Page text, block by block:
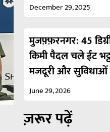
December 29, 2025
मुजफ़्फ़रनगर: 45
किमी पैदल चले ईंट
मजदूरी और सुविधाओं
June 29, 2026
ज़रूर पढ़ें